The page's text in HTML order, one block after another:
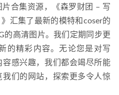
合集资源，《森罗财团 – 写
汇集了最新的模特和coser的
的高清图片。我们定期同步更
的精彩内容。无论您是对写
感兴趣，我们都会竭尽所能
们的网站，探索更多令人惊